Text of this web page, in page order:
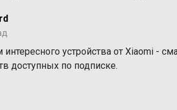
устройства от Xiaomi -
доступных по подписке.